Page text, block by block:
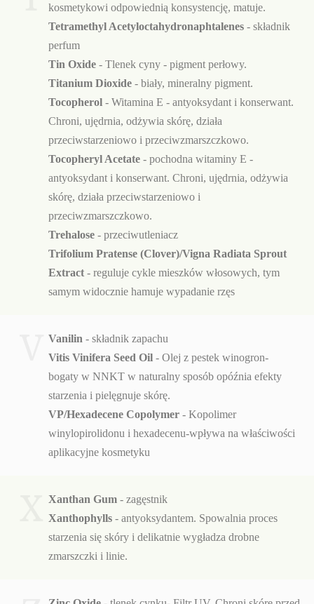
kosmetykowi odpowiednią konsystencję, matuje.
Tetramethyl Acetyloctahydronaphtalenes - składnik
perfum
Tin Oxide - Tlenek cyny - pigment perłowy.
Titanium Dioxide - biały, mineralny pigment.
Tocopherol - Witamina E - antyoksydant i konserwant.
Chroni, ujędrnia, odżywia skórę, działa
przeciwstarzeniowo i przeciwzmarszczkowo.
Tocopheryl Acetate - pochodna witaminy E -
antyoksydant i konserwant. Chroni, ujędrnia, odżywia
skórę, działa przeciwstarzeniowo i
przeciwzmarszczkowo.
Trehalose - przeciwutleniacz
Trifolium Pratense (Clover)/Vigna Radiata Sprout
Extract - reguluje cykle mieszków włosowych, tym
samym widocznie hamuje wypadanie rzęs
Vanilin - składnik zapachu
Vitis Vinifera Seed Oil - Olej z pestek winogron-
bogaty w NNKT w naturalny sposób opóźnia efekty
starzenia i pielęgnuje skórę.
VP/Hexadecene Copolymer - Kopolimer
winylopirolidonu i hexadecenu-wpływa na właściwości
aplikacyjne kosmetyku
Xanthan Gum - zagęstnik
Xanthophylls - antyoksydantem. Spowalnia proces
starzenia się skóry i delikatnie wygładza drobne
zmarszczki i linie.